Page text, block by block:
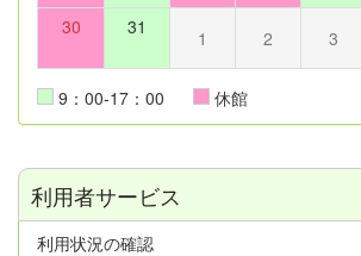
30 31 1 2 3
9：00-17：00 休館
利用者サービス
利用状況の確認